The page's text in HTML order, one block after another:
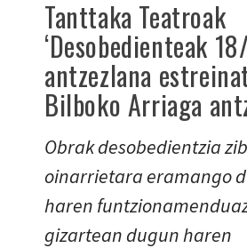
Tanttaka Teatroak
‘Desobedienteak
antzezlana
Bilboko Arriaga
Obrak desobedientzia
oinarrietara eramango
haren
gizartean dugun haren